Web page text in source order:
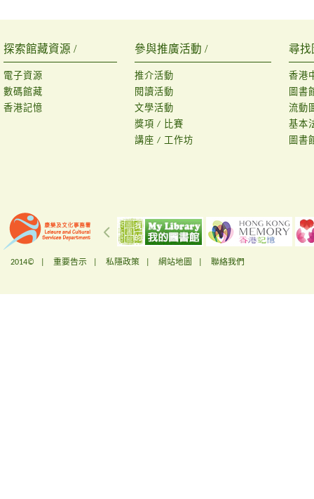
探索館藏資源 /
電子資源
數碼館藏
香港記憶
參與推廣活動 /
推介活動
閱讀活動
文學活動
獎項 / 比賽
講座 / 工作坊
尋找
香港
圖書
流動
基本
圖書
2014© | 重要告示 私隱政策 網站地圖 聯絡我們